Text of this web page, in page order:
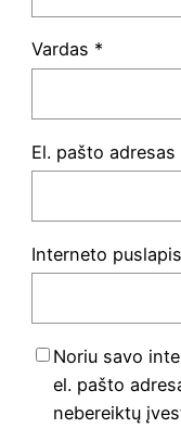
Vardas *
El. pašto adresas
Interneto puslapis
Noriu savo
el. pašto
nebereiktų